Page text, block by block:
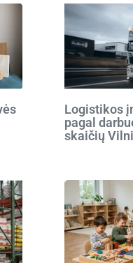
Logistikos
pagal
skaičių